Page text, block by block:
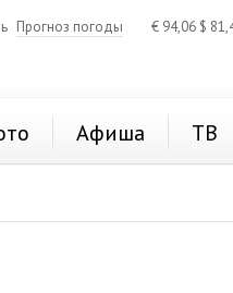
Прогноз погоды € 94,06 $
Афиша ТВ